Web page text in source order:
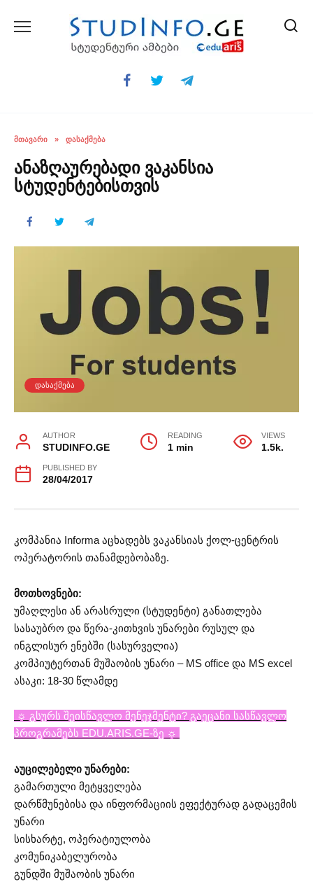
ᲛᲗᲐᲕᲐᲠᲘ » ᲓᲐᲡᲐᲥᲛᲔᲑᲐ
ანაზღაურებადი ვაკანსია
სტუდენტებისთვის
ᲓᲐᲡᲐᲥᲛᲔᲑᲐ
AUTHOR
STUDINFO.GE
READING
1 min
VIEWS
1.5k.
PUBLISHED BY
28/04/2017
კომპანია Informa აცხადებს ვაკანსიას ქოლ-ცენტრის
ოპერატორის თანამდებობაზე.
მოთხოვნები:
უმაღლესი ან არასრული (სტუდენტი) განათლება
სასაუბრო და წერა-კითხვის უნარები რუსულ და
ინგლისურ ენებში (სასურველია)
კომპიუტერთან მუშაობის უნარი – MS office და MS excel
ასაკი: 18-30 წლამდე
☼ გსურს შეისწავლო მენეჯმენტი? გაეცანი სასწავლო
პროგრამებს EDU.ARIS.GE-ზე ☼
აუცილებელი უნარები:
გამართული მეტყველება
დარწმუნებისა და ინფორმაციის ეფექტურად გადაცემის
უნარი
სისხარტე, ოპერატიულობა
კომუნიკაბელურობა
გუნდში მუშაობის უნარი